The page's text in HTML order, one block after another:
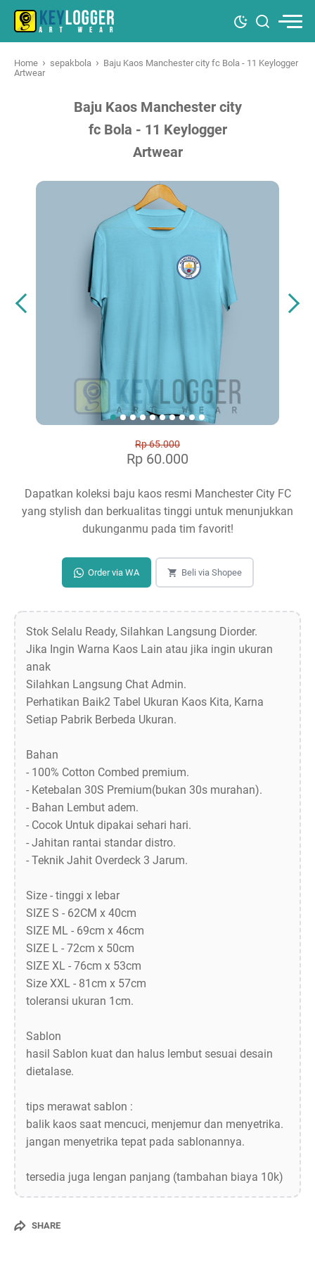
Home › sepakbola › Baju Kaos Manchester city fc Bola - 11 Keylogger
Artwear
Baju Kaos Manchester city
fc Bola - 11 Keylogger
Artwear
Rp 65.000
Rp 60.000
Dapatkan koleksi baju kaos resmi Manchester City FC
yang stylish dan berkualitas tinggi untuk menunjukkan
dukunganmu pada tim favorit!
Order via WA Beli via Shopee
Stok Selalu Ready, Silahkan Langsung Diorder.
Jika Ingin Warna Kaos Lain atau jika ingin ukuran
anak
Silahkan Langsung Chat Admin.
Perhatikan Baik2 Tabel Ukuran Kaos Kita, Karna
Setiap Pabrik Berbeda Ukuran.
Bahan
- 100% Cotton Combed premium.
- Ketebalan 30S Premium(bukan 30s murahan).
- Bahan Lembut adem.
- Cocok Untuk dipakai sehari hari.
- Jahitan rantai standar distro.
- Teknik Jahit Overdeck 3 Jarum.
Size - tinggi x lebar
SIZE S - 62CM x 40cm
SIZE ML - 69cm x 46cm
SIZE L - 72cm x 50cm
SIZE XL - 76cm x 53cm
Size XXL - 81cm x 57cm
toleransi ukuran 1cm.
Sablon
hasil Sablon kuat dan halus lembut sesuai desain
dietalase.
tips merawat sablon :
balik kaos saat mencuci, menjemur dan menyetrika.
jangan menyetrika tepat pada sablonannya.
tersedia juga lengan panjang (tambahan biaya 10k)
SHARE